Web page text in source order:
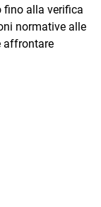
fino alla verifica
normative alle
affrontare